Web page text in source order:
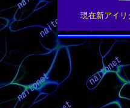
現在新アイ